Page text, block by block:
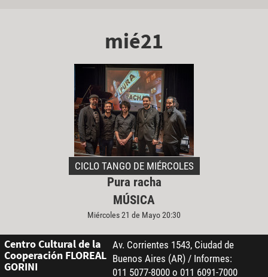
mié21
CICLO TANGO DE MIÉRCOLES
Pura racha
MÚSICA
Miércoles 21 de Mayo 20:30
Centro Cultural de la
Cooperación FLOREAL
GORINI
Av. Corrientes 1543, Ciudad de
Buenos Aires (AR) / Informes:
011 5077-8000 o 011 6091-7000